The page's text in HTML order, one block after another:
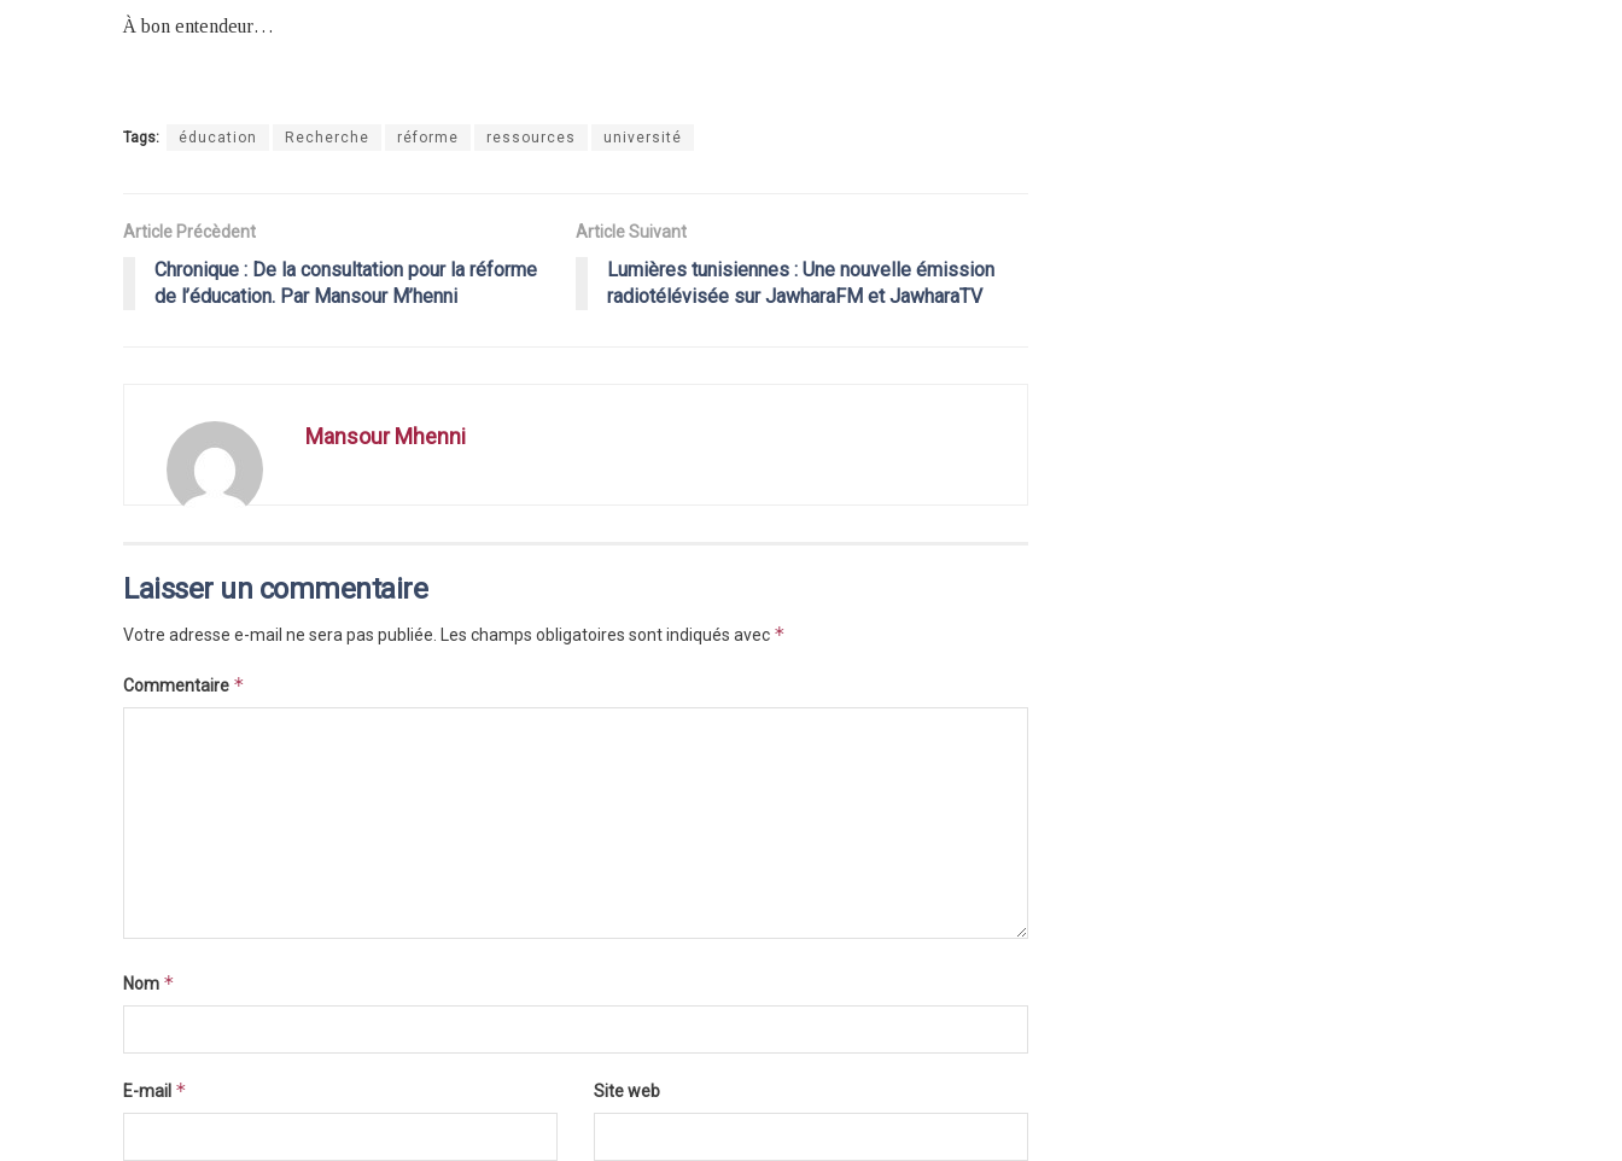
À bon entendeur…
Tags: éducation Recherche réforme ressources université
Article Précèdent
Chronique : De la consultation pour la réforme
de l’éducation. Par Mansour M’henni
Article Suivant
Lumières tunisiennes : Une nouvelle émission
radiotélévisée sur JawharaFM et JawharaTV
Mansour Mhenni
Laisser un commentaire
Votre adresse e-mail ne sera pas publiée. Les champs obligatoires sont indiqués avec *
Commentaire *
Nom *
E-mail * Site web